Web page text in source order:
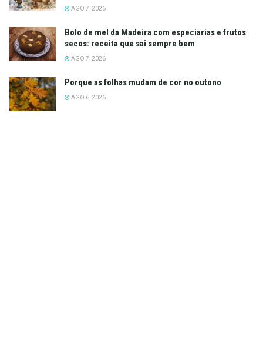
AGO 7, 2026
Bolo de mel da Madeira com especiarias e frutos
secos: receita que sai sempre bem
AGO 7, 2026
Porque as folhas mudam de cor no outono
AGO 6, 2026